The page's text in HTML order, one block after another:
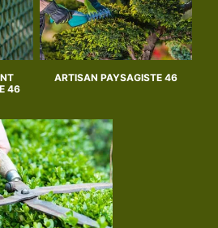
46
ARTISAN PAYSAGISTE 46